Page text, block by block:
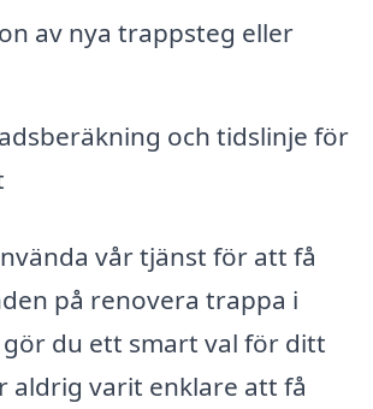
av nya trappsteg eller
och tidslinje för
vår tjänst för att få
på renovera trappa i
gör du ett smart val för ditt
aldrig varit enklare att få